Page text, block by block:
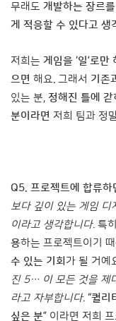
무래도 개발하는 장르
게 적응할 수 있다고 생
저희는 게임을 ‘일’로만
으면 해요. 그래서 기존
있는 분, 정해진 틀에
분이라면 저희 팀과 정
Q5. 프로젝트에 합류
보다 깊이 있는 게임 디
이라고 생각합니다. 특히
용하는 프로젝트이기
수 있는 기회 가 될 거예
진 5… 이 모든 것을 제
라고 자부합니다. “퀄리
싶은 분” 이라면 저희